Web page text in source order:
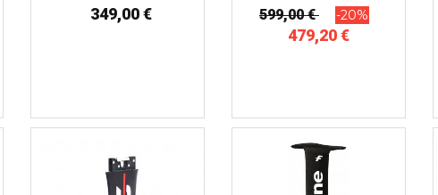
349,00 € 599,00 € -20%
479,20 €